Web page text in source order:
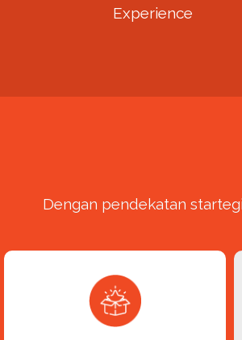
Experience
Dengan pendekatan